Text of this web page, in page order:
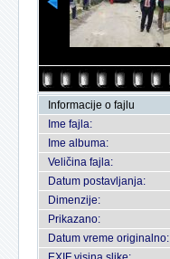
Informacije o fajlu
Ime fajla:
Ime albuma:
Veličina fajla:
Datum postavljanja:
Dimenzije:
Prikazano:
Datum vreme originalno: